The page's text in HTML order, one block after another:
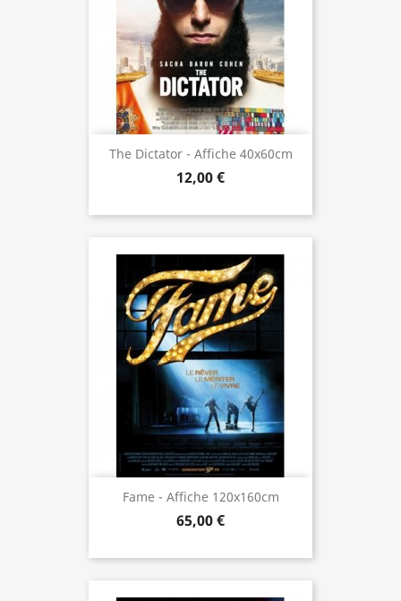
The Dictator - Affiche 40x60cm
12,00 €
Fame - Affiche 120x160cm
65,00 €